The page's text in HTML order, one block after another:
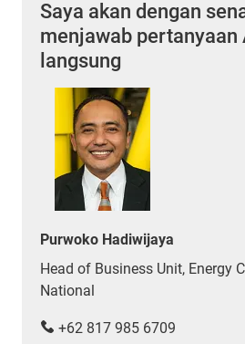
Saya akan dengan
menjawab pertanyaan
langsung
Purwoko Hadiwijaya
Head of Business Unit, Energy
National
+62 817 985 6709